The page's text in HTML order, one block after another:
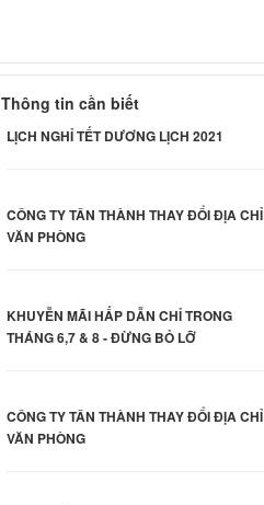
Thông tin cần biết
LỊCH NGHỈ TẾT DƯƠNG LỊCH 2021
CÔNG TY TÂN THÀNH THAY ĐỔI ĐỊA CHỈ
VĂN PHÒNG
KHUYỄN MÃI HẤP DẪN CHỈ TRONG
THÁNG 6,7 & 8 - ĐỪNG BỎ LỠ
CÔNG TY TÂN THÀNH THAY ĐỔI ĐỊA CHỈ
VĂN PHÒNG